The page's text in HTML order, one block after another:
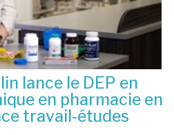
lance le DEP en
en pharmacie en
travail-études